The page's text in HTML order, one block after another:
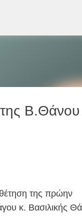
Β.Θάνου
της πρώην
κ. Βασιλικής